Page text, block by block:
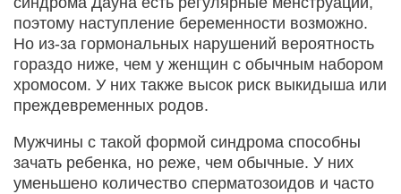
поэтому наступление беременности возможно.
Но из-за гормональных нарушений вероятность
гораздо ниже, чем у женщин с обычным набором
хромосом. У них также высок риск выкидыша или
преждевременных родов.
Мужчины с такой формой синдрома способны
зачать ребенка, но реже, чем обычные. У них
уменьшено количество сперматозоидов и часто